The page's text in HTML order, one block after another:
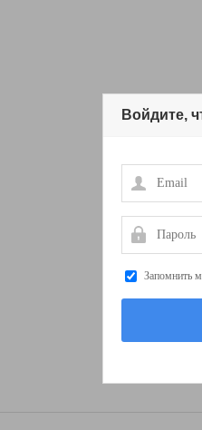
Войдите,
Email
Пароль
Запомнить